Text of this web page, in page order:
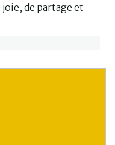
de partage et